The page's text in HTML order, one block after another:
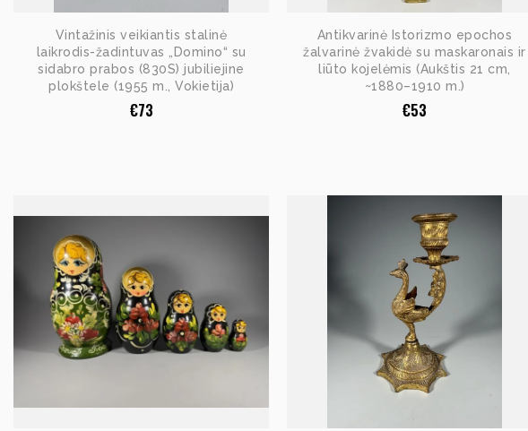
Vintažinis veikiantis stalinė
laikrodis-žadintuvas „Domino“ su
sidabro prabos (830S) jubiliejine
plokštele (1955 m., Vokietija)
€73
Antikvarinė Istorizmo epochos
žalvarinė žvakidė su maskaronais ir
liūto kojelėmis (Aukštis 21 cm,
~1880–1910 m.)
€53